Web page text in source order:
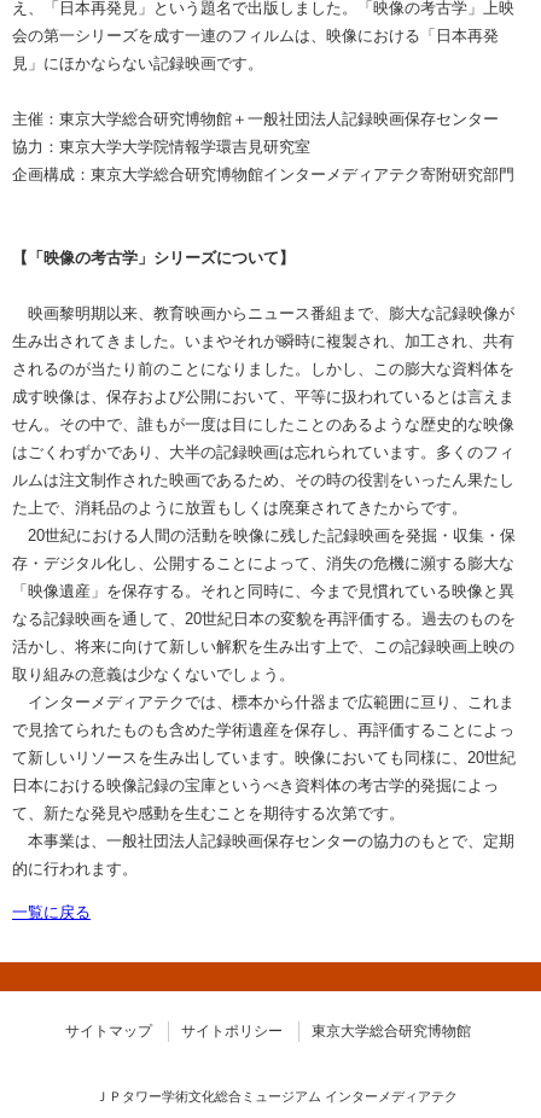
サイトマップ サイトポリシー 東京大学総合研究博物館
ＪＰタワー学術文化総合ミュージアム インターメディアテク
え、「日本再発見」という題名で出版しました。「映像の考古学」上映
会の第一シリーズを成す一連のフィルムは、映像における「日本再発
見」にほかならない記録映画です。
主催：東京大学総合研究博物館＋一般社団法人記録映画保存センター
協力：東京大学大学院情報学環吉見研究室
企画構成：東京大学総合研究博物館インターメディアテク寄附研究部門
【「映像の考古学」シリーズについて】
映画黎明期以来、教育映画からニュース番組まで、膨大な記録映像が
生み出されてきました。いまやそれが瞬時に複製され、加工され、共有
されるのが当たり前のことになりました。しかし、この膨大な資料体を
成す映像は、保存および公開において、平等に扱われているとは言えま
せん。その中で、誰もが一度は目にしたことのあるような歴史的な映像
はごくわずかであり、大半の記録映画は忘れられています。多くのフィ
ルムは注文制作された映画であるため、その時の役割をいったん果たし
た上で、消耗品のように放置もしくは廃棄されてきたからです。
20世紀における人間の活動を映像に残した記録映画を発掘・収集・保
存・デジタル化し、公開することによって、消失の危機に瀕する膨大な
「映像遺産」を保存する。それと同時に、今まで見慣れている映像と異
なる記録映画を通して、20世紀日本の変貌を再評価する。過去のものを
活かし、将来に向けて新しい解釈を生み出す上で、この記録映画上映の
取り組みの意義は少なくないでしょう。
インターメディアテクでは、標本から什器まで広範囲に亘り、これま
で見捨てられたものも含めた学術遺産を保存し、再評価することによっ
て新しいリソースを生み出しています。映像においても同様に、20世紀
日本における映像記録の宝庫というべき資料体の考古学的発掘によっ
て、新たな発見や感動を生むことを期待する次第です。
本事業は、一般社団法人記録映画保存センターの協力のもとで、定期
的に行われます。
一覧に戻る